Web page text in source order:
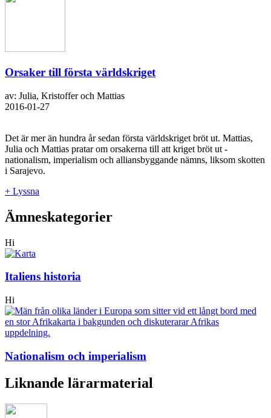
Orsaker till första världskriget
av: Julia, Kristoffer och Mattias
2016-01-27
Det är mer än hundra år sedan första världskriget bröt ut. Mattias,
Julia och Mattias pratar om orsakerna till att kriget bröt ut -
nationalism, imperialism och alliansbyggande nämns, liksom skotten
i Sarajevo.
+ Lyssna
Ämneskategorier
Hi
Italiens historia
Hi
Nationalism och imperialism
Liknande lärarmaterial